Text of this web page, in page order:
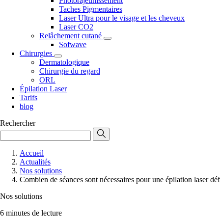
Taches Pigmentaires
Laser Ultra pour le visage et les cheveux
Laser CO2
Relâchement cutané
Sofwave
Chirurgies
Dermatologique
Chirurgie du regard
ORL
Épilation Laser
Tarifs
blog
Rechercher
Accueil
Actualités
Nos solutions
Combien de séances sont nécessaires pour une épilation laser
Nos solutions
6 minutes de lecture